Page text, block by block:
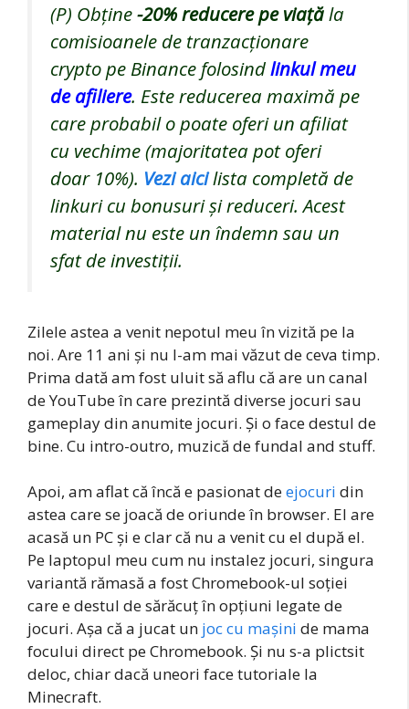
(P) Obține-20%reducere pe viațăla
comisioanele de tranzacționare
crypto pe Binance folosindlinkul meu
de afiliere. Este reducerea maximă pe
care probabil o poate oferi un afiliat
cu vechime (majoritatea pot oferi
doar 10%). Vezi aicilista completă de
linkuri cu bonusuri și reduceri. Acest
material nu este un îndemn sau un
sfat de investiții.
Zilele astea a venit nepotul meu în vizită pe la
noi. Are 11 ani și nu l-am mai văzut de ceva timp.
Prima dată am fost uluit să aflu că are un canal
de YouTube în care prezintă diverse jocuri sau
gameplay din anumite jocuri. Și o face destul de
bine. Cu intro-outro, muzică de fundal and stuff.
Apoi, am aflat că încă e pasionat deejocuri din
astea care se joacă de oriunde în browser. El are
acasă un PC și e clar că nu a venit cu el după el.
Pe laptopul meu cum nu instalez jocuri, singura
variantă rămasă a fost Chromebook-ul soției
care e destul de sărăcuț în opțiuni legate de
jocuri. Așa că a jucat un joc cu mașini de mama
focului direct pe Chromebook. Și nu s-a plictsit
deloc, chiar dacă uneori face tutoriale la
Minecraft.